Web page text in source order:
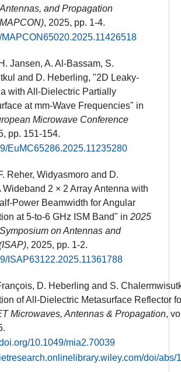
and Propagation
, 2025, pp. 1-4.
MAPCON65020.2025.11426518
Jansen, A. Al-Bassam, S.
and D. Heberling, "2D Leaky-
with All-Dielectric Partially
at mm-Wave Frequencies" in
Microwave Conference
pp. 151-154.
EuMC65286.2025.11235280
Reher, Widyasmoro and D.
Wideband 2 × 2 Array Antenna with
Power Beamwidth for Angular
at 5-to-6 GHz ISM Band" in 2025
on Antennas and
, 2025, pp. 1-2.
ISAP63122.2025.11361788
D. Heberling and S.
of All-Dielectric Metasurface Reflector
Microwaves, Antennas & Propagation,
10.1049/mia2.70039
doi/abs/